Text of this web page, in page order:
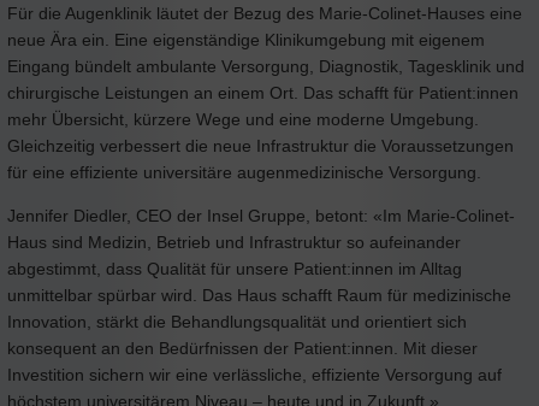
Für die Augenklinik läutet der Bezug des Marie-Colinet-Hauses eine
neue Ära ein. Eine eigenständige Klinikumgebung mit eigenem
Eingang bündelt ambulante Versorgung, Diagnostik, Tagesklinik und
chirurgische Leistungen an einem Ort. Das schafft für Patient:innen
mehr Übersicht, kürzere Wege und eine moderne Umgebung.
Gleichzeitig verbessert die neue Infrastruktur die Voraussetzungen
für eine effiziente universitäre augenmedizinische Versorgung.
Jennifer Diedler, CEO der Insel Gruppe, betont: «Im Marie-Colinet-
Haus sind Medizin, Betrieb und Infrastruktur so aufeinander
abgestimmt, dass Qualität für unsere Patient:innen im Alltag
unmittelbar spürbar wird. Das Haus schafft Raum für medizinische
Innovation, stärkt die Behandlungsqualität und orientiert sich
konsequent an den Bedürfnissen der Patient:innen. Mit dieser
Investition sichern wir eine verlässliche, effiziente Versorgung auf
höchstem universitärem Niveau – heute und in Zukunft.»